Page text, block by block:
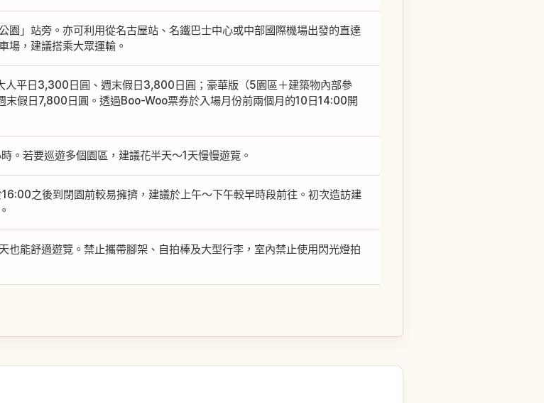
園」站旁。亦可利用從名古屋站、名鐵巴士中心或中部國際機場出發的直達
場，建議搭乘大眾運輸。
人平日3,300日圓、週末假日3,800日圓；豪華版（5園區＋建築物內部參
末假日7,800日圓。透過Boo-Woo票券於入場月份前兩個月的10日14:00開
。若要巡遊多個園區，建議花半天〜1天慢慢遊覽。
之後到閉園前較易擁擠，建議於上午〜下午較早時段前往。初次造訪建
也能舒適遊覽。禁止攜帶腳架、自拍棒及大型行李，室內禁止使用閃光燈拍